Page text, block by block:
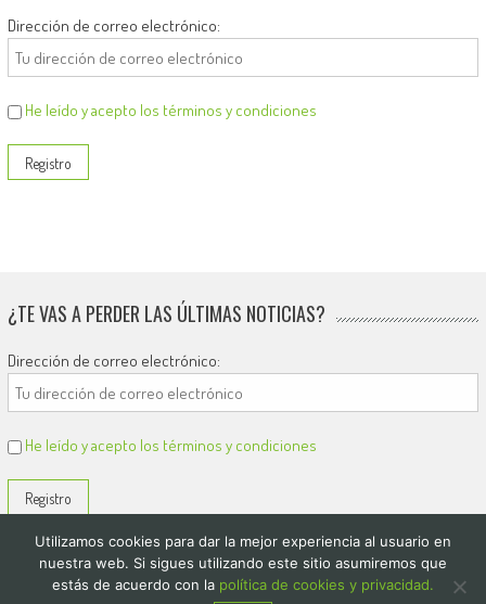
Dirección de correo electrónico:
He leído y acepto los términos y condiciones
¿TE VAS A PERDER LAS ÚLTIMAS NOTICIAS?
Dirección de correo electrónico:
He leído y acepto los términos y condiciones
Utilizamos cookies para dar la mejor experiencia al usuario en
nuestra web. Si sigues utilizando este sitio asumiremos que
estás de acuerdo con la política de cookies y privacidad.